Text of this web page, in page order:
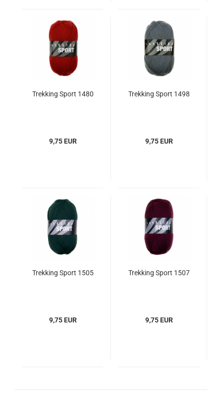
Trekking Sport 1480
9,75 EUR
Trekking Sport 1498
9,75 EUR
Trekking Sport 1505
9,75 EUR
Trekking Sport 1507
9,75 EUR